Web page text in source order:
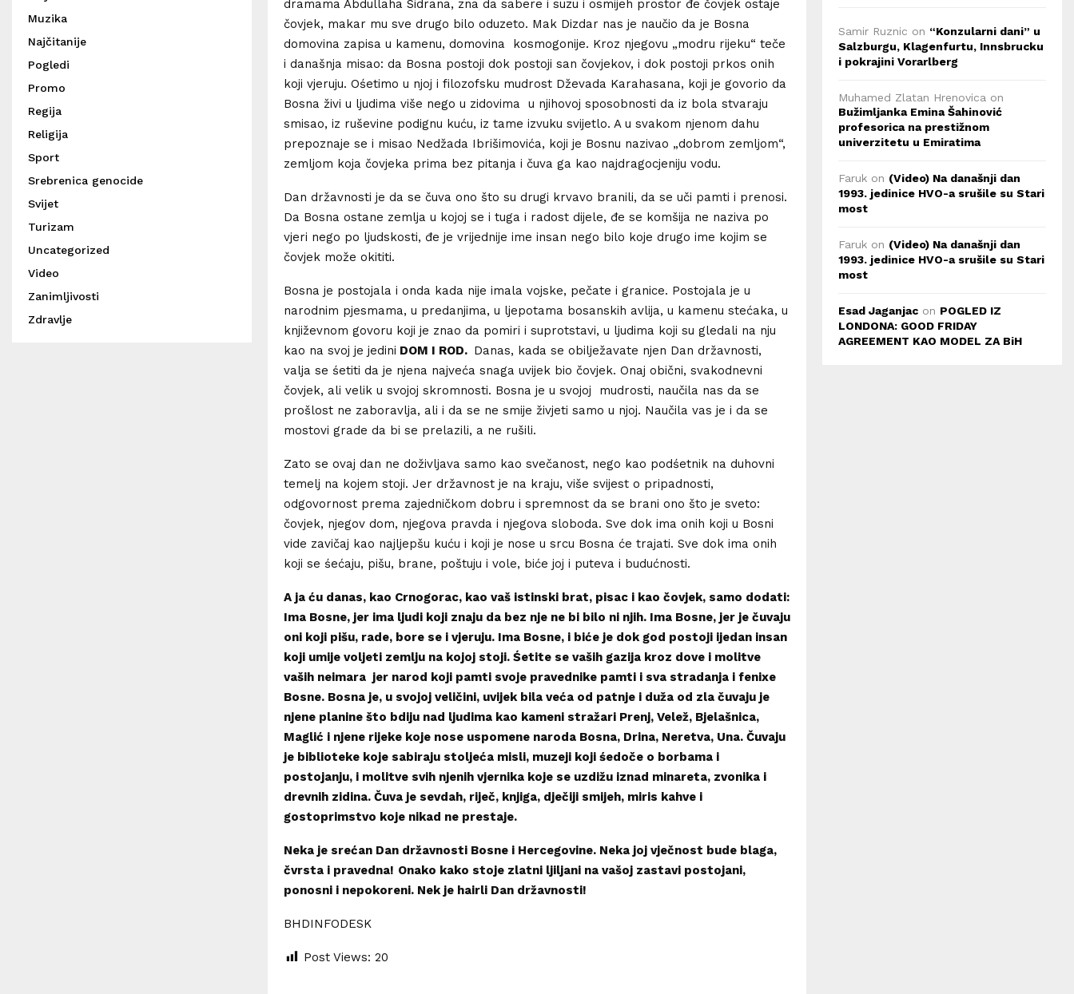
dramama Abdullaha Sidrana, zna da sabere i suzu i osmijeh prostor đe čovjek ostaje
čovjek, makar mu sve drugo bilo oduzeto. Mak Dizdar nas je naučio da je Bosna
domovina zapisa u kamenu, domovina kosmogonije. Kroz njegovu „modru rijeku“ teče
i današnja misao: da Bosna postoji dok postoji san čovjekov, i dok postoji prkos onih
koji vjeruju. Ośetimo u njoj i filozofsku mudrost Dževada Karahasana, koji je govorio da
Bosna živi u ljudima više nego u zidovima u njihovoj sposobnosti da iz bola stvaraju
smisao, iz ruševine podignu kuću, iz tame izvuku svijetlo. A u svakom njenom dahu
prepoznaje se i misao Nedžada Ibrišimovića, koji je Bosnu nazivao „dobrom zemljom“,
zemljom koja čovjeka prima bez pitanja i čuva ga kao najdragocjeniju vodu.
Dan državnosti je da se čuva ono što su drugi krvavo branili, da se uči pamti i prenosi.
Da Bosna ostane zemlja u kojoj se i tuga i radost dijele, đe se komšija ne naziva po
vjeri nego po ljudskosti, đe je vrijednije ime insan nego bilo koje drugo ime kojim se
čovjek može okititi.
Bosna je postojala i onda kada nije imala vojske, pečate i granice. Postojala je u
narodnim pjesmama, u predanjima, u ljepotama bosanskih avlija, u kamenu stećaka, u
književnom govoru koji je znao da pomiri i suprotstavi, u ljudima koji su gledali na nju
kao na svoj je jedini DOM I ROD. Danas, kada se obilježavate njen Dan državnosti,
valja se śetiti da je njena najveća snaga uvijek bio čovjek. Onaj obični, svakodnevni
čovjek, ali velik u svojoj skromnosti. Bosna je u svojoj mudrosti, naučila nas da se
prošlost ne zaboravlja, ali i da se ne smije živjeti samo u njoj. Naučila vas je i da se
mostovi grade da bi se prelazili, a ne rušili.
Zato se ovaj dan ne doživljava samo kao svečanost, nego kao podśetnik na duhovni
temelj na kojem stoji. Jer državnost je na kraju, više svijest o pripadnosti,
odgovornost prema zajedničkom dobru i spremnost da se brani ono što je sveto:
čovjek, njegov dom, njegova pravda i njegova sloboda. Sve dok ima onih koji u Bosni
vide zavičaj kao najljepšu kuću i koji je nose u srcu Bosna će trajati. Sve dok ima onih
koji se śećaju, pišu, brane, poštuju i vole, biće joj i puteva i budućnosti.
A ja ću danas, kao Crnogorac, kao vaš istinski brat, pisac i kao čovjek, samo dodati:
Ima Bosne, jer ima ljudi koji znaju da bez nje ne bi bilo ni njih. Ima Bosne, jer je čuvaju
oni koji pišu, rade, bore se i vjeruju. Ima Bosne, i biće je dok god postoji ijedan insan
koji umije voljeti zemlju na kojoj stoji. Śetite se vaših gazija kroz dove i molitve
vaših neimara jer narod koji pamti svoje pravednike pamti i sva stradanja i fenixe
Bosne. Bosna je, u svojoj veličini, uvijek bila veća od patnje i duža od zla čuvaju je
njene planine što bdiju nad ljudima kao kameni stražari Prenj, Velež, Bjelašnica,
Maglić i njene rijeke koje nose uspomene naroda Bosna, Drina, Neretva, Una. Čuvaju
je biblioteke koje sabiraju stoljeća misli, muzeji koji śedoče o borbama i
postojanju, i molitve svih njenih vjernika koje se uzdižu iznad minareta, zvonika i
drevnih zidina. Čuva je sevdah, riječ, knjiga, dječiji smijeh, miris kahve i
gostoprimstvo koje nikad ne prestaje.
Neka je srećan Dan državnosti Bosne i Hercegovine. Neka joj vječnost bude blaga,
čvrsta i pravedna! Onako kako stoje zlatni ljiljani na vašoj zastavi postojani,
ponosni i nepokoreni. Nek je hairli Dan državnosti!
BHDINFODESK
Post Views: 20
Muzika
Najčitanije
Pogledi
Promo
Regija
Religija
Sport
Srebrenica genocide
Svijet
Turizam
Uncategorized
Video
Zanimljivosti
Zdravlje
Samir Ruznic on “Konzularni dani” u
Salzburgu, Klagenfurtu, Innsbrucku
i pokrajini Vorarlberg
Muhamed Zlatan Hrenovica on
Bužimljanka Emina Šahinović
profesorica na prestižnom
univerzitetu u Emiratima
Faruk on (Video) Na današnji dan
1993. jedinice HVO-a srušile su Stari
most
Faruk on (Video) Na današnji dan
1993. jedinice HVO-a srušile su Stari
most
Esad Jaganjac on POGLED IZ
LONDONA: GOOD FRIDAY
AGREEMENT KAO MODEL ZA BiH